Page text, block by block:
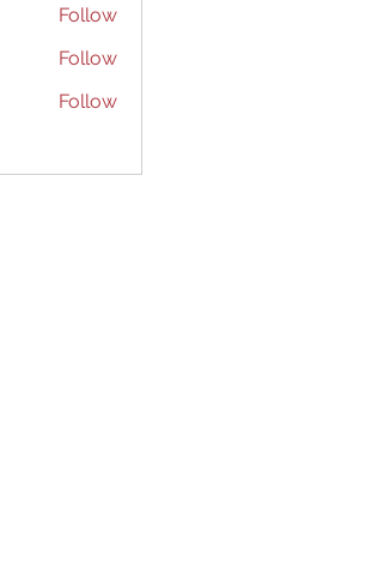
Follow
Follow
Follow